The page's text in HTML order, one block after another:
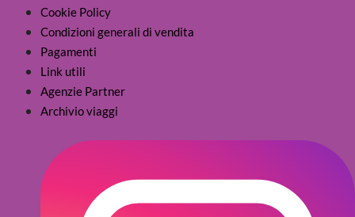
Cookie Policy
Condizioni generali di vendita
Pagamenti
Link utili
Agenzie Partner
Archivio viaggi